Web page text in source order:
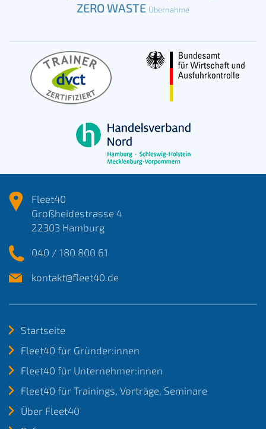
ZERO WASTE Übernahme
Fleet40
Großheidestrasse 4
22303 Hamburg
040 / 180 800 61
kontakt@fleet40.de
Startseite
Fleet40 für Gründer:innen
Fleet40 für Unternehmer:innen
Fleet40 für Trainings, Vorträge, Seminare
Über Fleet40